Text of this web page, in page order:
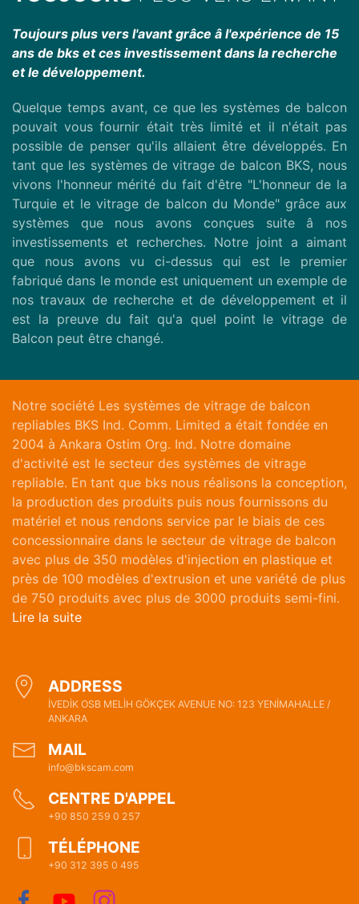
Toujours plus vers l'avant grâce â l'expérience de 15
ans de bks et ces investissement dans la recherche
et le développement.
Quelque temps avant, ce que les systèmes de balcon
pouvait vous fournir était très limité et il n'était pas
possible de penser qu'ils allaient être développés. En
tant que les systèmes de vitrage de balcon BKS, nous
vivons l'honneur mérité du fait d'être "L'honneur de la
Turquie et le vitrage de balcon du Monde" grâce aux
systèmes que nous avons conçues suite â nos
investissements et recherches. Notre joint a aimant
que nous avons vu ci-dessus qui est le premier
fabriqué dans le monde est uniquement un exemple de
nos travaux de recherche et de développement et il
est la preuve du fait qu'a quel point le vitrage de
Balcon peut être changé.
Notre société Les systèmes de vitrage de balcon
repliables BKS Ind. Comm. Limited a était fondée en
2004 à Ankara Ostim Org. Ind. Notre domaine
d'activité est le secteur des systèmes de vitrage
repliable. En tant que bks nous réalisons la conception,
la production des produits puis nous fournissons du
matériel et nous rendons service par le biais de ces
concessionnaire dans le secteur de vitrage de balcon
avec plus de 350 modèles d'injection en plastique et
près de 100 modèles d'extrusion et une variété de plus
de 750 produits avec plus de 3000 produits semi-fini.
Lire la suite
ADDRESS
İVEDİK OSB MELİH GÖKÇEK AVENUE NO: 123 YENİMAHALLE /
ANKARA
MAIL
info@bkscam.com
CENTRE D'APPEL
+90 850 259 0 257
TÉLÉPHONE
+90 312 395 0 495